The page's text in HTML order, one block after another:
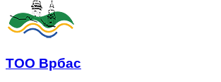
ТОО Врбас